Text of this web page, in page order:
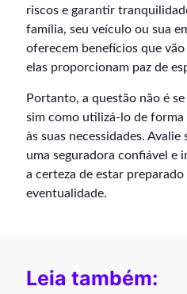
riscos e garantir
família, seu veículo ou sua
oferecem benefícios que
elas proporcionam paz de
Portanto, a questão não é
sim como utilizá-lo de
às suas necessidades.
uma seguradora confiável e
a certeza de estar
eventualidade.
Leia também: